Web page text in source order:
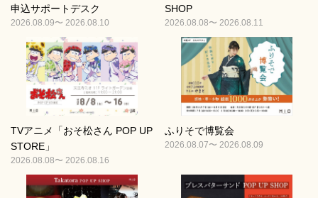
申込サポートデスク
2026.08.09〜 2026.08.10
SHOP
2026.08.08〜 2026.08.11
TVアニメ「おそ松さん POP UP
STORE」
2026.08.08〜 2026.08.16
ふりそで博覧会
2026.08.07〜 2026.08.09